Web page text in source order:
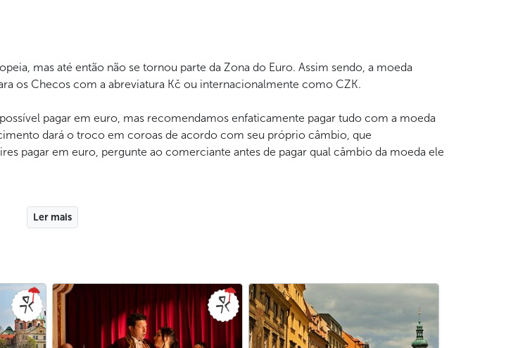
mas até então não se tornou parte da Zona do Euro. Assim sendo, a moeda
os Checos com a abreviatura Kč ou internacionalmente como CZK.
pagar em euro, mas recomendamos enfaticamente pagar tudo com a moeda
dará o troco em coroas de acordo com seu próprio câmbio, que
pagar em euro, pergunte ao comerciante antes de pagar qual câmbio da moeda ele
através de um código QR na mesa.
sobre condições de uso dos cartões, sobre taxas e comissões em caso de
melhor ter algum dinheiro em espécie consigo, por exemplo, ao utilizar casas de
Ler mais